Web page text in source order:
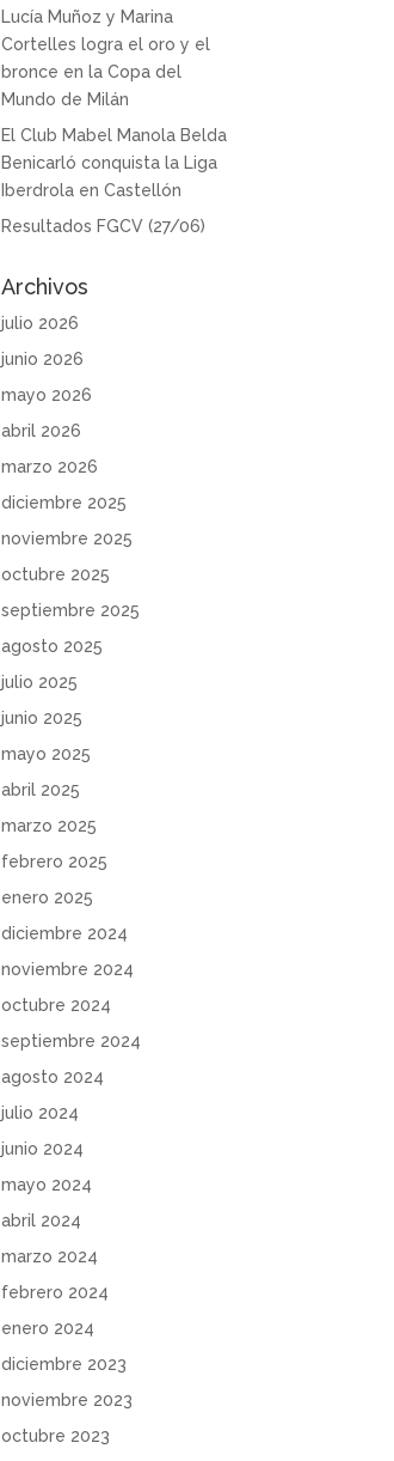
Lucía Muñoz y Marina
Cortelles logra el oro y el
bronce en la Copa del
Mundo de Milán
El Club Mabel Manola Belda
Benicarló conquista la Liga
Iberdrola en Castellón
Resultados FGCV (27/06)
Archivos
julio 2026
junio 2026
mayo 2026
abril 2026
marzo 2026
diciembre 2025
noviembre 2025
octubre 2025
septiembre 2025
agosto 2025
julio 2025
junio 2025
mayo 2025
abril 2025
marzo 2025
febrero 2025
enero 2025
diciembre 2024
noviembre 2024
octubre 2024
septiembre 2024
agosto 2024
julio 2024
junio 2024
mayo 2024
abril 2024
marzo 2024
febrero 2024
enero 2024
diciembre 2023
noviembre 2023
octubre 2023